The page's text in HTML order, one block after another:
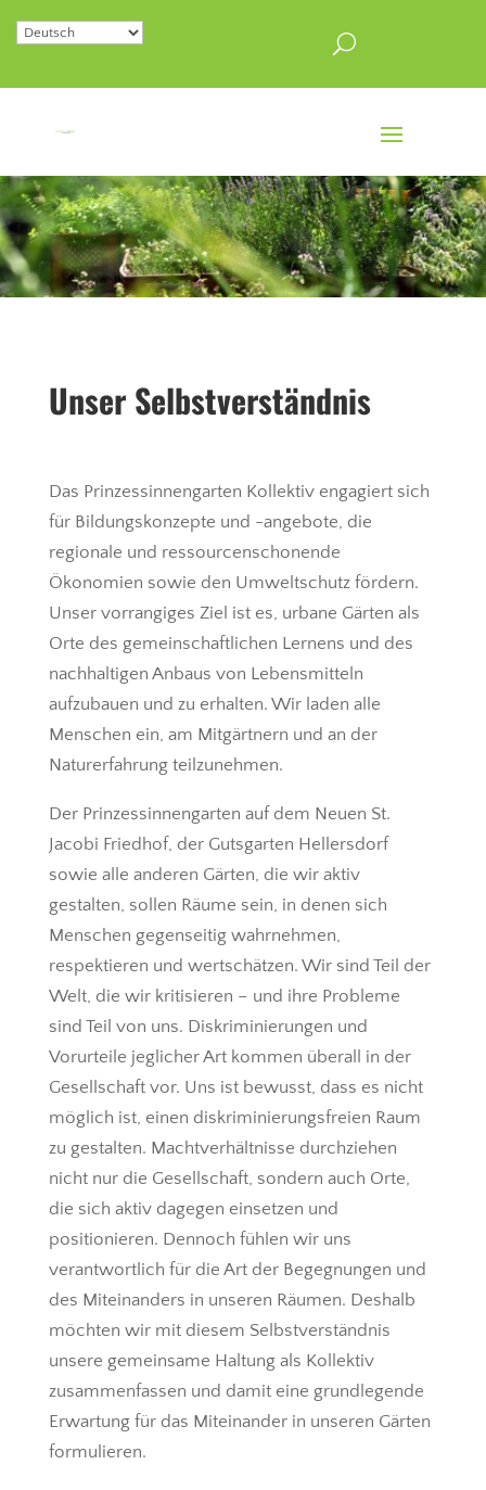
Unser Selbstverständnis
Das Prinzessinnengarten Kollektiv engagiert sich
für Bildungskonzepte und -angebote, die
regionale und ressourcenschonende
Ökonomien sowie den Umweltschutz fördern.
Unser vorrangiges Ziel ist es, urbane Gärten als
Orte des gemeinschaftlichen Lernens und des
nachhaltigen Anbaus von Lebensmitteln
aufzubauen und zu erhalten. Wir laden alle
Menschen ein, am Mitgärtnern und an der
Naturerfahrung teilzunehmen.
Der Prinzessinnengarten auf dem Neuen St.
Jacobi Friedhof, der Gutsgarten Hellersdorf
sowie alle anderen Gärten, die wir aktiv
gestalten, sollen Räume sein, in denen sich
Menschen gegenseitig wahrnehmen,
respektieren und wertschätzen. Wir sind Teil der
Welt, die wir kritisieren – und ihre Probleme
sind Teil von uns. Diskriminierungen und
Vorurteile jeglicher Art kommen überall in der
Gesellschaft vor. Uns ist bewusst, dass es nicht
möglich ist, einen diskriminierungsfreien Raum
zu gestalten. Machtverhältnisse durchziehen
nicht nur die Gesellschaft, sondern auch Orte,
die sich aktiv dagegen einsetzen und
positionieren. Dennoch fühlen wir uns
verantwortlich für die Art der Begegnungen und
des Miteinanders in unseren Räumen. Deshalb
möchten wir mit diesem Selbstverständnis
unsere gemeinsame Haltung als Kollektiv
zusammenfassen und damit eine grundlegende
Erwartung für das Miteinander in unseren Gärten
formulieren.